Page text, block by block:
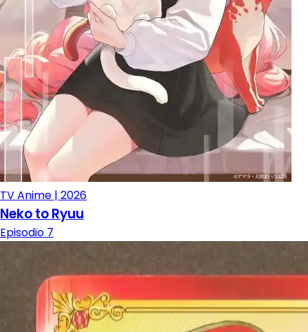
TV Anime | 2026
Neko to Ryuu
Episodio 7